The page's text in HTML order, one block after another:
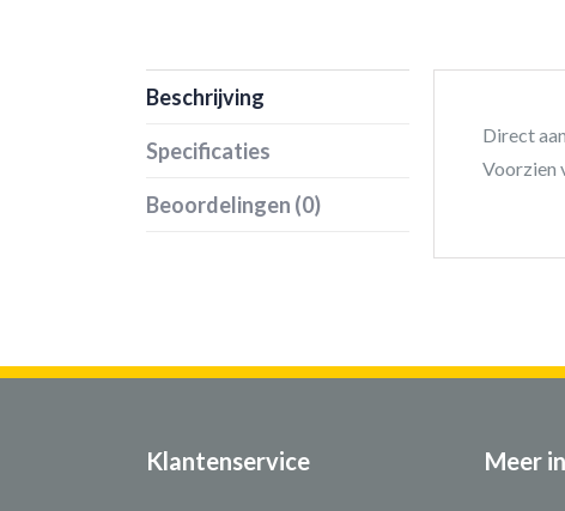
Beschrijving
Specificaties
Beoordelingen (0)
Direct
Voorzien
Klantenservice Meer